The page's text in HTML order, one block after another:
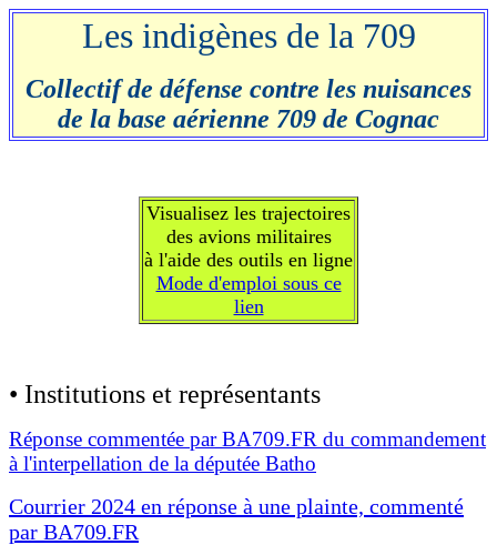
Les indigènes de la 709
Collectif de défense contre les nuisances
de la base aérienne 709 de Cognac
Visualisez les trajectoires
des avions militaires
à l'aide des outils en ligne
Mode d'emploi sous ce
lien
• Institutions et représentants
Réponse commentée par BA709.FR du commandement
à l'interpellation de la députée Batho
Courrier 2024 en réponse à une plainte, commenté
par BA709.FR